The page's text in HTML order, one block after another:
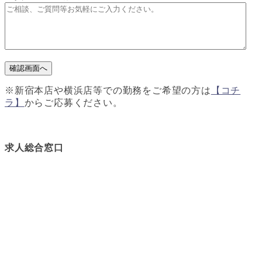
※新宿本店や横浜店等での勤務をご希望の方は
【コチ
ラ】 からご応募ください。
求人総合窓口